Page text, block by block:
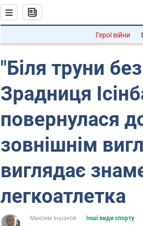
Герої війни
"Біля труни
Зрадниця
повернулася
зовнішнім
виглядає
легкоатлетка
Максим Іншаков
Інші види спорту